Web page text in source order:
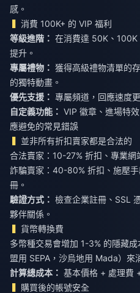
感。
消費 100K+ 的 VIP 福利
等級進階： 在消費達 50K、
提升。
專屬禮物： 獲得高級禮物清單的
的獨特動畫。
優先支援： 專屬頻道，回應速度更
自定義功能： VIP 徽章、進場特
應避免的常見錯誤
並非所有折扣賣家都是合法的
合法賣家：10-27% 折扣、專業網
詐騙賣家：40-80% 折扣、施壓
冊。
驗證方式： 檢查企業註冊、SSL
夥伴關係。
貨幣轉換費
多幣種交易會增加 1-3% 的隱藏
盟用 SEPA，沙烏地用 Mada）來
計算總成本： 基本價格 + 處理費
購買後的帳號安全